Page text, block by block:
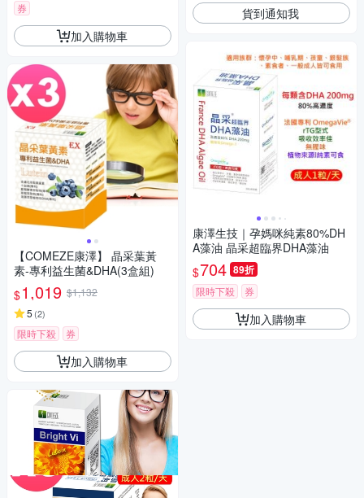
券
加入購物車
【COMEZE康澤】 晶采葉黃
素-專利益生菌&DHA(3盒組)
$1,019 $1,132
5 (2)
限時下殺 券
加入購物車
貨到通知我
康澤生技｜孕媽咪純素80%DH
A藻油 晶采超臨界DHA藻油
$704 89折
限時下殺 券
加入購物車